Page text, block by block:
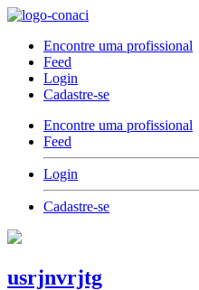
Encontre uma profissional
Feed
Login
Cadastre-se
Encontre uma profissional
Feed
Login
Cadastre-se
usrjnvrjtg